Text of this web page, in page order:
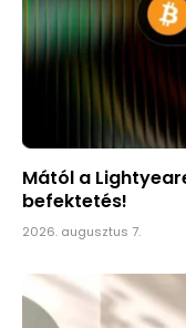
Mától a
befektetés!
2026. augusztus 7.